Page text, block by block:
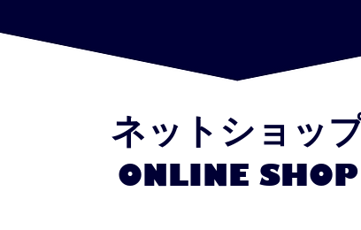
ネットショッ
ONLINE SHOP